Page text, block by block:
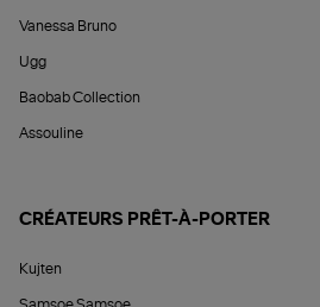
Vanessa Bruno
Ugg
Baobab Collection
Assouline
CRÉATEURS PRÊT-À-PORTER
Kujten